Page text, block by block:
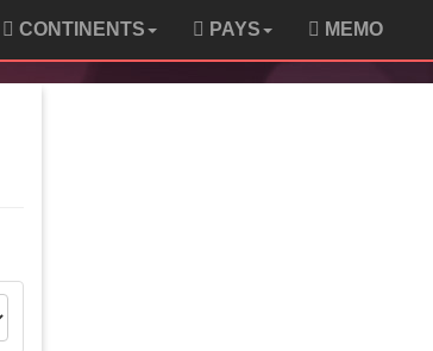
CONTINENTS PAYS MEMO